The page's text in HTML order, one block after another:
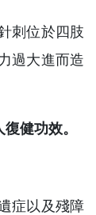
刺位於四肢
過大進而造
健功效。
症以及殘障